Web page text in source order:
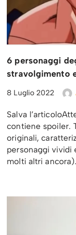
6 personaggi
stravolgimento
8 Luglio 2022
Salva
contiene spoiler.
originali,
personaggi vividi
molti altri